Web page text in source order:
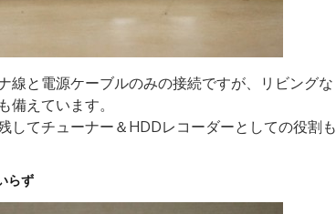
線と電源ケーブルのみの接続ですが、リビングな
備えています。
してチューナー＆HDDレコーダーとしての役割も
らず